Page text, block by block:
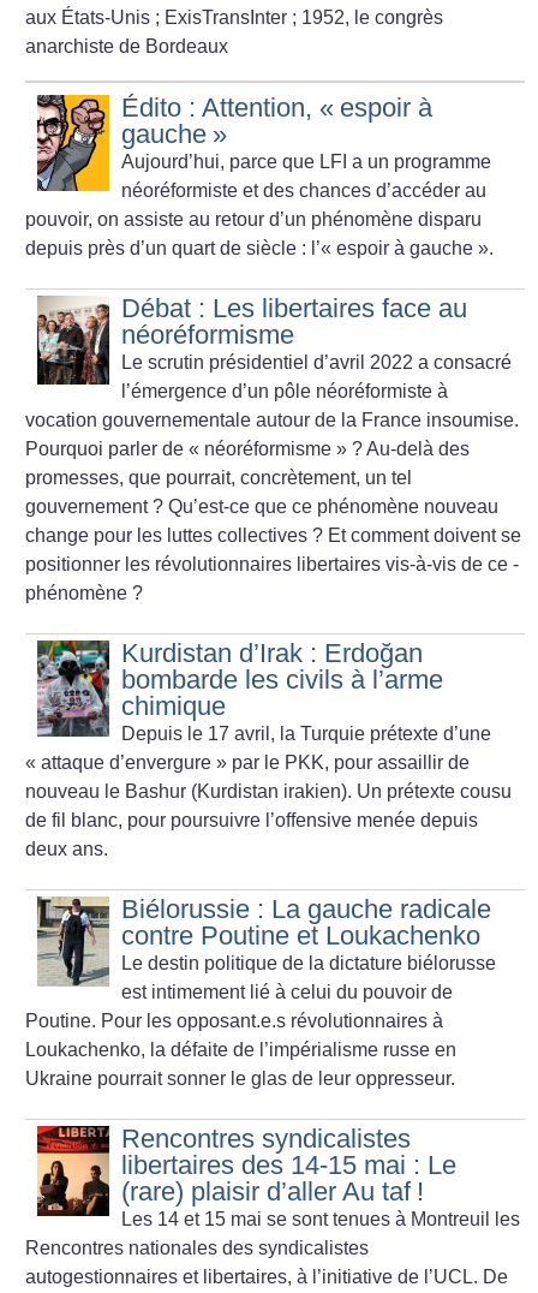
aux États-Unis ; ExisTransInter ; 1952, le congrès
anarchiste de Bordeaux
Édito : Attention, « espoir à
gauche »
Aujourd’hui, parce que LFI a un programme
néoréformiste et des chances d’accéder au
pouvoir, on assiste au retour d’un phénomène disparu
depuis près d’un quart de siècle : l’« espoir à gauche ».
Débat : Les libertaires face au
néoréformisme
Le scrutin présidentiel d’avril 2022 a consacré
l’émergence d’un pôle néoréformiste à
vocation gouvernementale autour de la France insoumise.
Pourquoi parler de « néoréformisme » ? Au-delà des
promesses, que pourrait, concrètement, un tel
gouvernement ? Qu’est-ce que ce phénomène nouveau
change pour les luttes collectives ? Et comment doivent se
positionner les révolutionnaires libertaires vis-à-vis de ce ­
phénomène ?
Kurdistan d’Irak : Erdoğan
bombarde les civils à l’arme
chimique
Depuis le 17 avril, la Turquie prétexte d’une
« attaque d’envergure » par le PKK, pour assaillir de
nouveau le Bashur (Kurdistan irakien). Un prétexte cousu
de fil blanc, pour poursuivre l’offensive menée depuis
deux ans.
Biélorussie : La gauche radicale
contre Poutine et Loukachenko
Le destin politique de la dictature biélorusse
est intimement lié à celui du pouvoir de
Poutine. Pour les opposant.e.s révolutionnaires à
Loukachenko, la défaite de l’impérialisme russe en
Ukraine pourrait sonner le glas de leur oppresseur.
Rencontres syndicalistes
libertaires des 14-15 mai : Le
(rare) plaisir d’aller Au taf !
Les 14 et 15 mai se sont tenues à Montreuil les
Rencontres nationales des syndicalistes
autogestionnaires et libertaires, à l’initiative de l’UCL. De